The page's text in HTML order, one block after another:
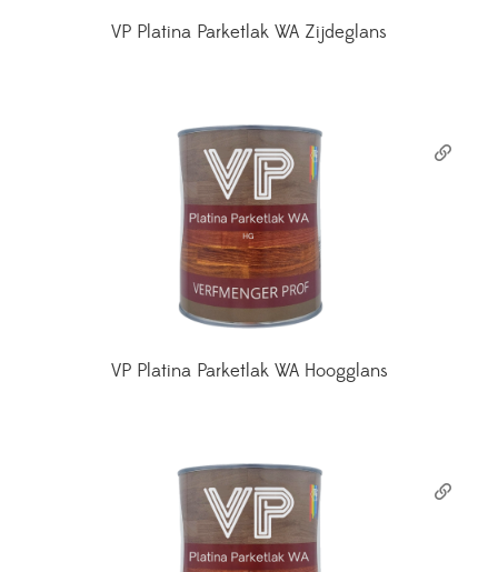
VP Platina Parketlak WA Zijdeglans
VP Platina Parketlak WA Hoogglans